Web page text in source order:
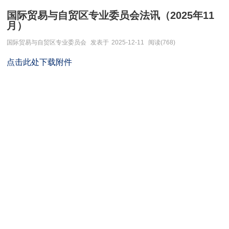
国际贸易与自贸区专业委员会法讯（2025年11
月）
国际贸易与自贸区专业委员会 发表于 2025-12-11 阅读(768)
点击此处下载附件